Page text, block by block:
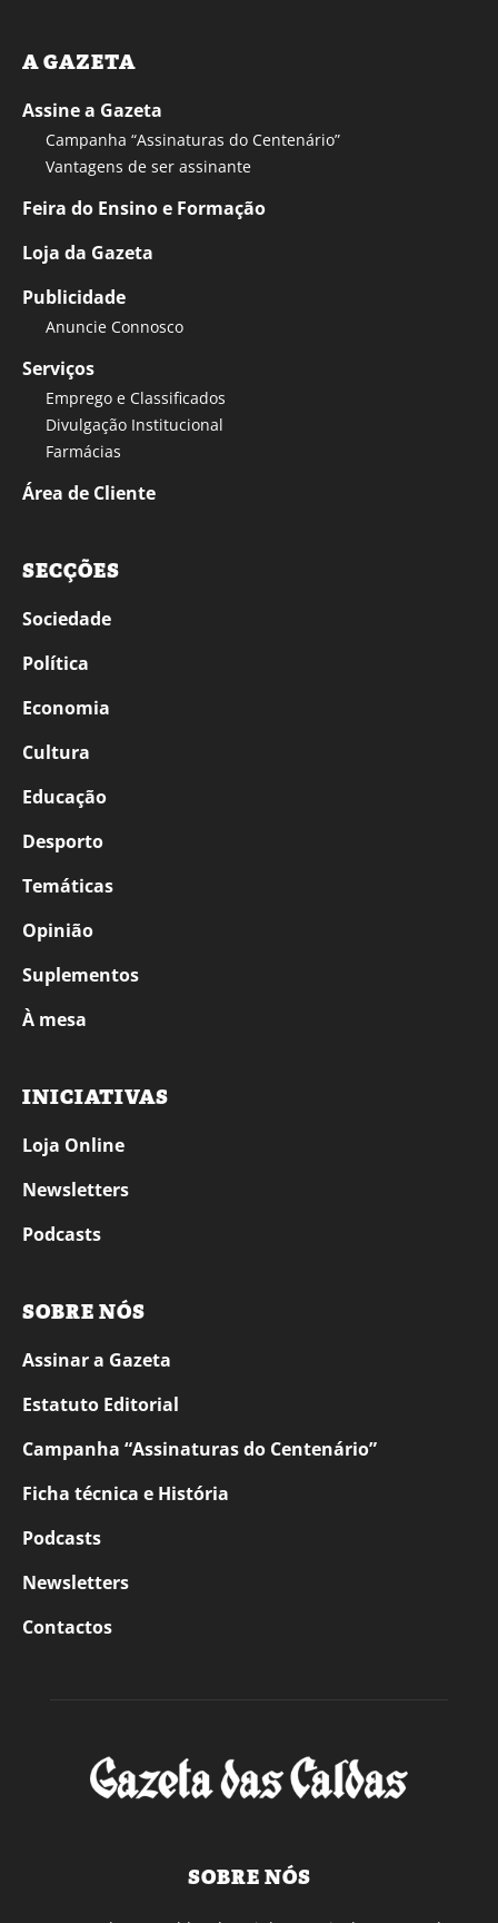
A GAZETA
Assine a Gazeta
Campanha “Assinaturas do Centenário”
Vantagens de ser assinante
Feira do Ensino e Formação
Loja da Gazeta
Publicidade
Anuncie Connosco
Serviços
Emprego e Classificados
Divulgação Institucional
Farmácias
Área de Cliente
SECÇÕES
Sociedade
Política
Economia
Cultura
Educação
Desporto
Temáticas
Opinião
Suplementos
À mesa
INICIATIVAS
Loja Online
Newsletters
Podcasts
SOBRE NÓS
Assinar a Gazeta
Estatuto Editorial
Campanha “Assinaturas do Centenário”
Ficha técnica e História
Podcasts
Newsletters
Contactos
SOBRE NÓS